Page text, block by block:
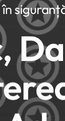
în